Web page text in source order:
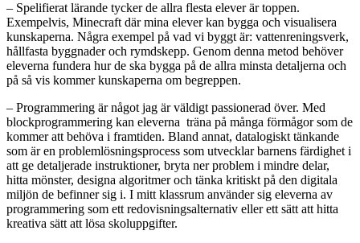
– Spelifierat lärande tycker de allra flesta elever är toppen.
Exempelvis, Minecraft där mina elever kan bygga och visualisera
kunskaperna. Några exempel på vad vi byggt är: vattenreningsverk,
hållfasta byggnader och rymdskepp. Genom denna metod behöver
eleverna fundera hur de ska bygga på de allra minsta detaljerna och
på så vis kommer kunskaperna om begreppen.
– Programmering är något jag är väldigt passionerad över. Med
blockprogrammering kan eleverna träna på många förmågor som de
kommer att behöva i framtiden. Bland annat, datalogiskt tänkande
som är en problemlösningsprocess som utvecklar barnens färdighet i
att ge detaljerade instruktioner, bryta ner problem i mindre delar,
hitta mönster, designa algoritmer och tänka kritiskt på den digitala
miljön de befinner sig i. I mitt klassrum använder sig eleverna av
programmering som ett redovisningsalternativ eller ett sätt att hitta
kreativa sätt att lösa skoluppgifter.